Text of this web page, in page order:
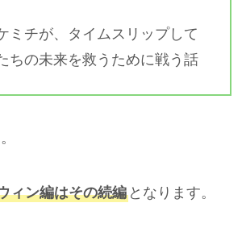
ミチが、タイムスリップして
ちの未来を救うために戦う話
ィン編はその続編となります。